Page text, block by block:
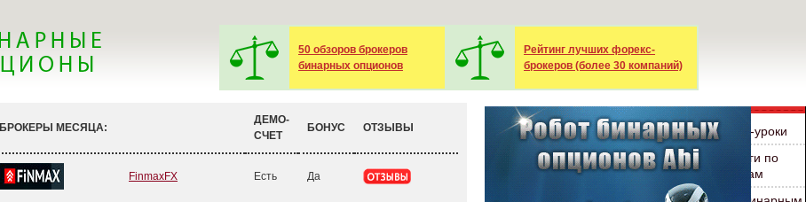
50 обзоров брокеров
бинарных опционов
Рейтинг лучших форекс-
брокеров (более 30 компаний)
БРОКЕРЫ МЕСЯЦА:
ДЕМО-
СЧЕТ
БОНУС ОТЗЫВЫ
FinmaxFX Есть Да